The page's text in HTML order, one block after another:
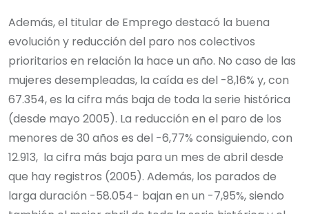
Además, el titular de Emprego destacó la buena
evolución y reducción del paro nos colectivos
prioritarios en relación la hace un año. No caso de las
mujeres desempleadas, la caída es del -8,16% y, con
67.354, es la cifra más baja de toda la serie histórica
(desde mayo 2005). La reducción en el paro de los
menores de 30 años es del -6,77% consiguiendo, con
12.913, la cifra más baja para un mes de abril desde
que hay registros (2005). Además, los parados de
larga duración -58.054- bajan en un -7,95%, siendo